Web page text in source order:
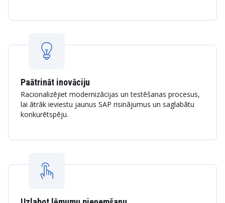
Paātrināt inovāciju
Racionalizējiet modernizācijas un testēšanas procesus,
lai ātrāk ieviestu jaunus SAP risinājumus un saglabātu
konkurētspēju.